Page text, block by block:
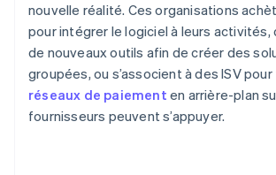
nouvelle réalité. Ces organisations
pour intégrer le logiciel à leurs
de nouveaux outils afin de créer des
groupées, ou s’associent à des ISV
réseaux de paiement en arrière-plan
fournisseurs peuvent s’appuyer.